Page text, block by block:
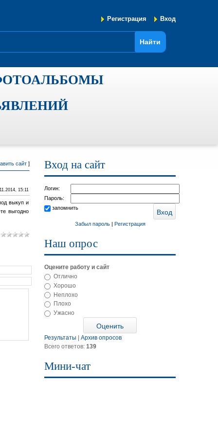
Регистрация Вход
сайт ]
15:11
выкуп и
выгодно
Вход на сайт
Логин:
Пароль:
запомнить
Забыл пароль| Регистрация
Наш опрос
Оцените работу и сайт
Отлично
Хорошо
Неплохо
Плохо
Ужасно
Результаты
Архив опросов
Всего ответов: 139
Мини-чат